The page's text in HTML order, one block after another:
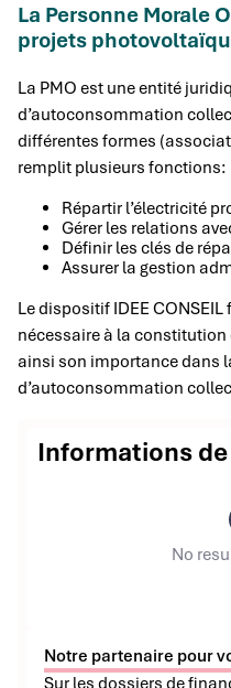
La Personne Morale
projets
La PMO est une entité
d’autoconsommation
différentes formes
remplit plusieurs fonctions:
Répartir l’électricité
Gérer les relations
Définir les clés de
Assurer la gestion
Le dispositif IDEE
nécessaire à la
ainsi son importance dans
d’autoconsommation
Informations
No
Notre partenaire pour